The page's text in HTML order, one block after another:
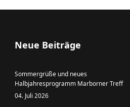
Neue Beiträge
Sommergrüße und neues
Halbjahresprogramm Marborner Treff
04. Juli 2026